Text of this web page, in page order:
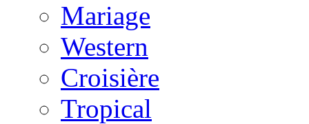
Mariage
Western
Croisière
Tropical